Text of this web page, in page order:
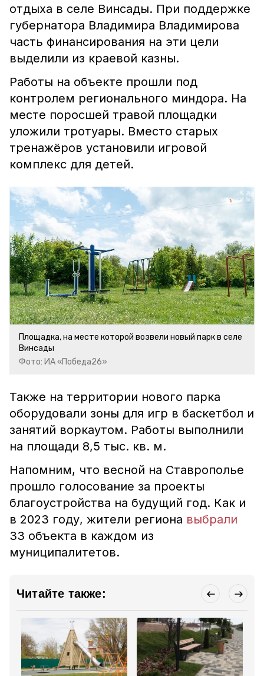
отдыха в селе Винсады. При поддержке
губернатора Владимира Владимирова
часть финансирования на эти цели
выделили из краевой казны.
Работы на объекте прошли под
контролем регионального миндора. На
месте поросшей травой площадки
уложили тротуары. Вместо старых
тренажёров установили игровой
комплекс для детей.
Площадка, на месте которой возвели новый парк в селе
Винсады
Фото: ИА «Победа26»
Также на территории нового парка
оборудовали зоны для игр в баскетбол и
занятий воркаутом. Работы выполнили
на площади 8,5 тыс. кв. м.
Напомним, что весной на Ставрополье
прошло голосование за проекты
благоустройства на будущий год. Как и
в 2023 году, жители региона выбрали
33 объекта в каждом из
муниципалитетов.
Читайте также: